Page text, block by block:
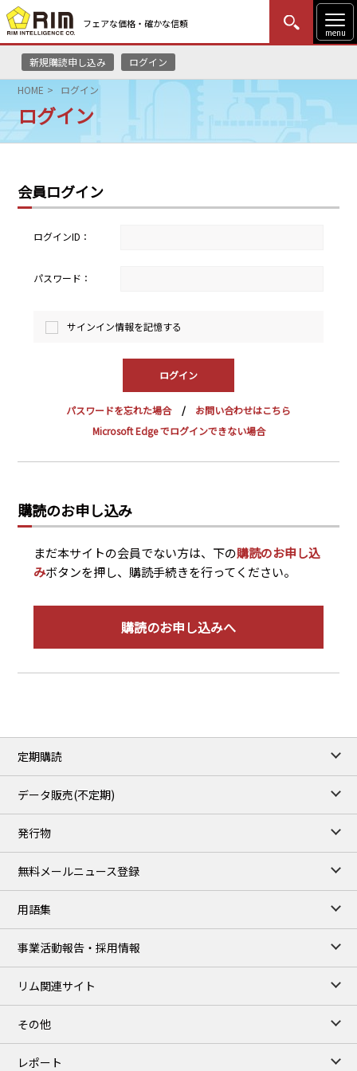
フェアな価格・確かな信頼
menu
新規購読申し込み ログイン
MENU
はじめての方
HOME
リムレポート
メソドロジー
研修・セミナー
採用情報
English Website
瑞姆亜太能源諮問(北京)
HOME ログイン
ログイン
会員ログイン
ログインID：
パスワード：
サインイン情報を記憶する
パスワードを忘れた場合
お問い合わせはこちら
Microsoft Edge でログインできない場合
購読のお申し込み
まだ本サイトの会員でない方は、下の購読のお申し込
みボタンを押し、購読手続きを行ってください。
購読のお申し込みへ
定期購読
データ販売(不定期)
発行物
無料メールニュース登録
用語集
事業活動報告・採用情報
リム関連サイト
その他
レポート